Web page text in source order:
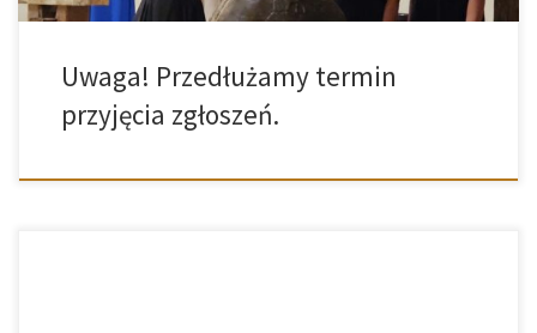
Uwaga! Przedłużamy termin
przyjęcia zgłoszeń.